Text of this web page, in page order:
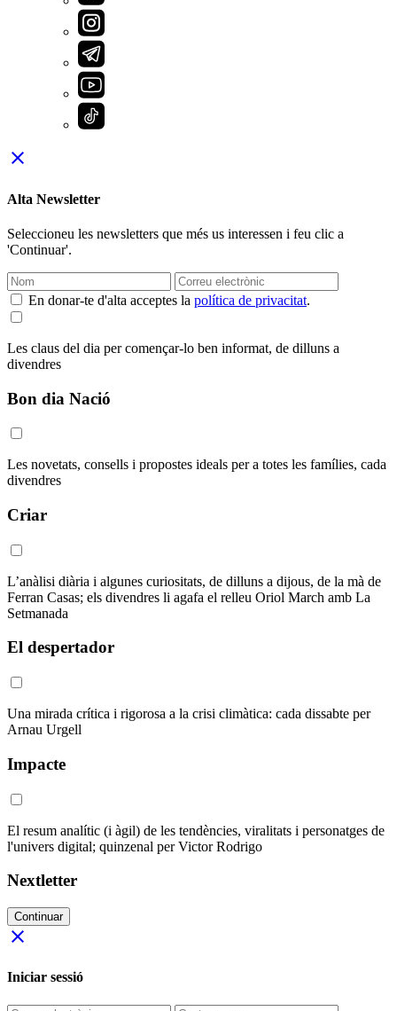
close
Alta Newsletter
Seleccioneu les newsletters que més us interessen i feu clic a
'Continuar'.
En donar-te d'alta acceptes la política de privacitat.
Les claus del dia per començar-lo ben informat, de dilluns a
divendres
Bon dia Nació
Les novetats, consells i propostes ideals per a totes les famílies, cada
divendres
Criar
L’anàlisi diària i algunes curiositats, de dilluns a dijous, de la mà de
Ferran Casas; els divendres li agafa el relleu Oriol March amb La
Setmanada
El despertador
Una mirada crítica i rigorosa a la crisi climàtica: cada dissabte per
Arnau Urgell
Impacte
El resum analític (i àgil) de les tendències, viralitats i personatges de
l'univers digital; quinzenal per Victor Rodrigo
Nextletter
Continuar
close
Iniciar sessió